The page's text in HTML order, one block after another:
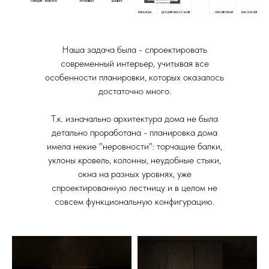
Наша задача была - спроектировать
современный интерьер, учитывая все
особенности планировки, которых оказалось
достаточно много.
Т.к. изначально архитектура дома не была
детально проработана - планировка дома
имела некие "неровности": торчащие балки,
уклоны кровель, колонны, неудобные стыки,
окна на разных уровнях, уже
спроектированную лестницу и в целом не
совсем функциональную конфигурацию.